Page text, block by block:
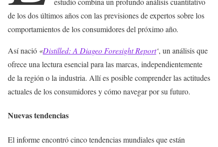
de los dos últimos años con las previsiones de expertos sobre los
comportamientos de los consumidores del próximo año.
Así nació «Distilled: A Diageo Foresight Report‘, un análisis que
ofrece una lectura esencial para las marcas, independientemente
de la región o la industria. Allí es posible comprender las actitudes
actuales de los consumidores y cómo navegar por su futuro.
Nuevas tendencias
El informe encontró cinco tendencias mundiales que están